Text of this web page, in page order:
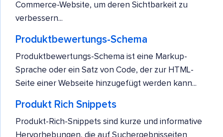
Commerce-Website, um deren Sichtbarkeit zu
verbessern...
Produktbewertungs-Schema
Produktbewertungs-Schema ist eine Markup-
Sprache oder ein Satz von Code, der zur HTML-
Seite einer Webseite hinzugefügt werden kann...
Produkt Rich Snippets
Produkt-Rich-Snippets sind kurze und informative
Hervorhebungen, die auf Suchergebnisseiten